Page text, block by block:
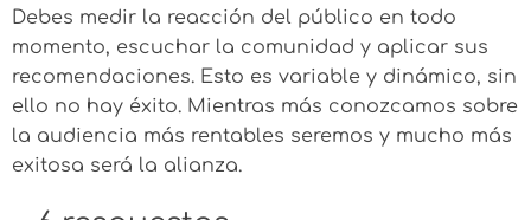
Debes medir la reacción del público en todo
momento, escuchar la comunidad y aplicar sus
recomendaciones. Esto es variable y dinámico, sin
ello no hay éxito. Mientras más conozcamos sobre
la audiencia más rentables seremos y mucho más
exitosa será la alianza.